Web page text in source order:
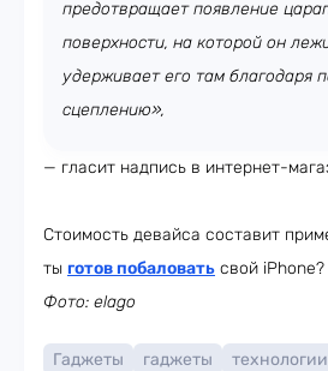
предотвращает появление
поверхности, на которой он
удерживает его там благодаря
сцеплению»,
— гласит надпись в интернет-
Стоимость девайса составит
ты готов побаловать свой iPhone?
Фото: elago
Гаджеты гаджеты технологии